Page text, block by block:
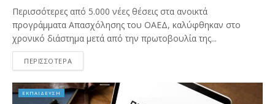
Περισσότερες από 5.000 νέες θέσεις στα ανοικτά
προγράμματα Απασχόλησης του ΟΑΕΔ, καλύφθηκαν στο
χρονικό διάστημα μετά από την πρωτοβουλία της...
ΠΕΡΙΣΣΟΤΕΡΑ
ΕΚΠΑΙΔΕΥΣΗ